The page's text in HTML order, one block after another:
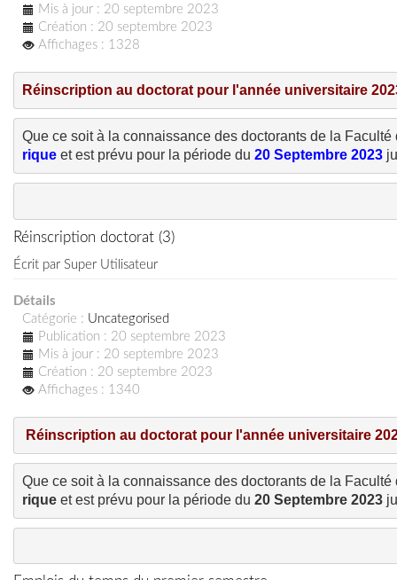
Mis à jour : 20 septembre 2023
Création : 20 septembre 2023
Affichages : 1328
Réinscription au doctorat pour l'année universitaire
Que ce soit à la connaissance des doctorants de la
rique et est prévu pour la période du 20 Septembre 2023
Réinscription doctorat (3)
Écrit par Super Utilisateur
Détails
Catégorie : Uncategorised
Publication : 20 septembre 2023
Mis à jour : 20 septembre 2023
Création : 20 septembre 2023
Affichages : 1340
Réinscription au doctorat pour l'année universitaire
Que ce soit à la connaissance des doctorants de la
rique et est prévu pour la période du 20 Septembre 2023